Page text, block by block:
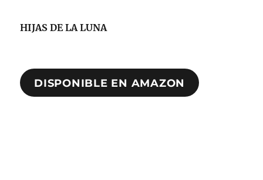
HIJAS DE LA LUNA
DISPONIBLE EN AMAZON